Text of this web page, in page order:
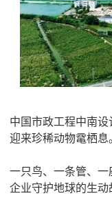
中国市政工程中南设
迎来珍稀动物鼋栖息
一只鸟、一条管、
企业守护地球的生动